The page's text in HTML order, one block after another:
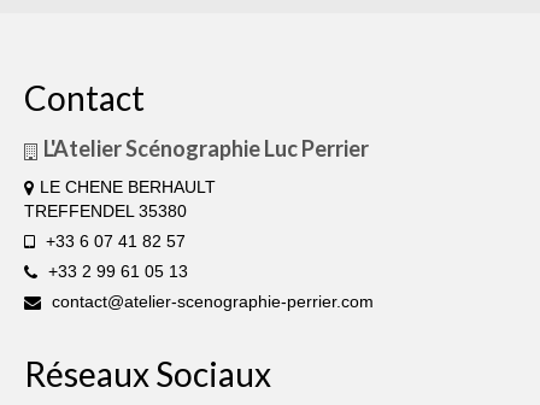
Contact
L'Atelier Scénographie Luc Perrier
LE CHENE BERHAULT
TREFFENDEL 35380
+33 6 07 41 82 57
+33 2 99 61 05 13
contact@atelier-scenographie-perrier.com
Réseaux Sociaux